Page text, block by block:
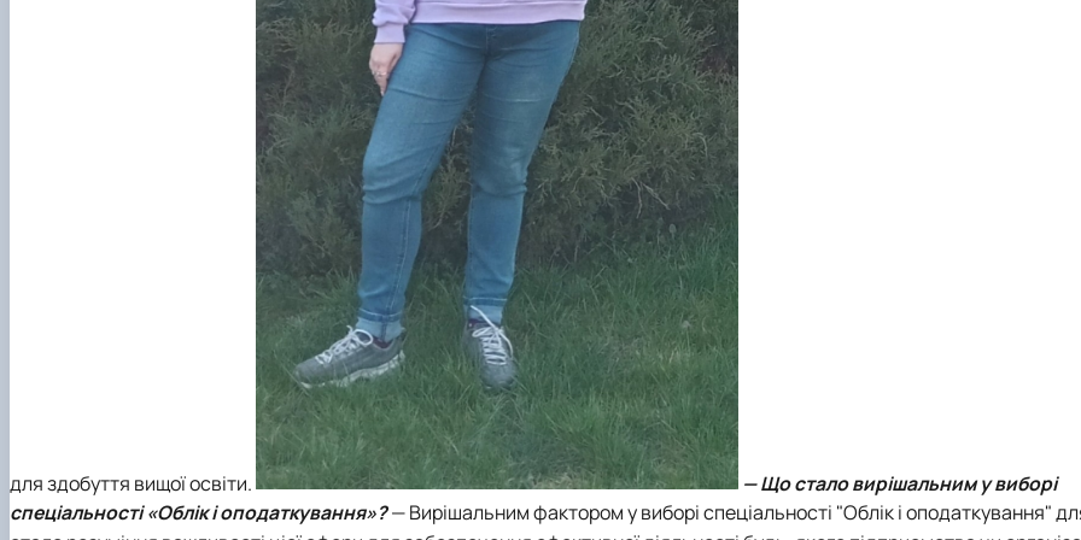
для здобуття вищої освіти.
— Що стало вирішальним у виборі
спеціальності «Облік і оподаткування»?—Вирішальним фактором у виборі спеціальності "Облік і оподаткування"